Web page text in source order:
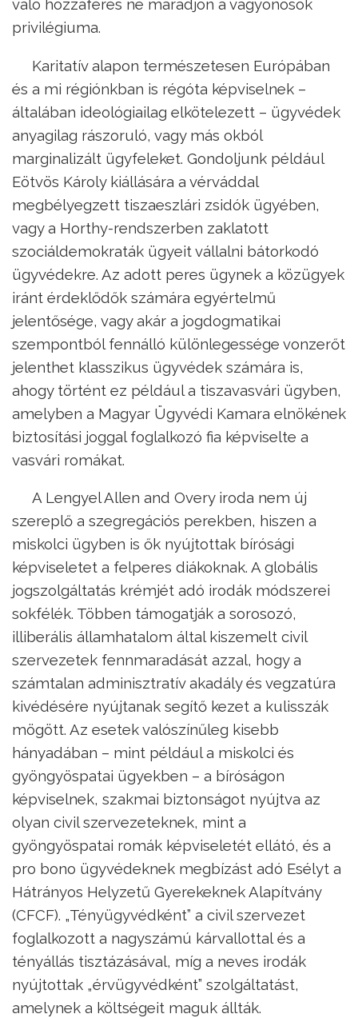
való hozzáférés ne maradjon a vagyonosok
privilégiuma.
Karitatív alapon természetesen Európában
és a mi régiónkban is régóta képviselnek –
általában ideológiailag elkötelezett – ügyvédek
anyagilag rászoruló, vagy más okból
marginalizált ügyfeleket. Gondoljunk például
Eötvös Károly kiállására a vérváddal
megbélyegzett tiszaeszlári zsidók ügyében,
vagy a Horthy-rendszerben zaklatott
szociáldemokraták ügyeit vállalni bátorkodó
ügyvédekre. Az adott peres ügynek a közügyek
iránt érdeklődők számára egyértelmű
jelentősége, vagy akár a jogdogmatikai
szempontból fennálló különlegessége vonzerőt
jelenthet klasszikus ügyvédek számára is,
ahogy történt ez például a tiszavasvári ügyben,
amelyben a Magyar Ügyvédi Kamara elnökének
biztosítási joggal foglalkozó fia képviselte a
vasvári romákat.
A Lengyel Allen and Overy iroda nem új
szereplő a szegregációs perekben, hiszen a
miskolci ügyben is ők nyújtottak bírósági
képviseletet a felperes diákoknak. A globális
jogszolgáltatás krémjét adó irodák módszerei
sokfélék. Többen támogatják a sorosozó,
illiberális államhatalom által kiszemelt civil
szervezetek fennmaradását azzal, hogy a
számtalan adminisztratív akadály és vegzatúra
kivédésére nyújtanak segítő kezet a kulisszák
mögött. Az esetek valószínűleg kisebb
hányadában – mint például a miskolci és
gyöngyöspatai ügyekben – a bíróságon
képviselnek, szakmai biztonságot nyújtva az
olyan civil szervezeteknek, mint a
gyöngyöspatai romák képviseletét ellátó, és a
pro bono ügyvédeknek megbízást adó Esélyt a
Hátrányos Helyzetű Gyerekeknek Alapítvány
(CFCF). „Tényügyvédként” a civil szervezet
foglalkozott a nagyszámú kárvallottal és a
tényállás tisztázásával, míg a neves irodák
nyújtottak „érvügyvédként” szolgáltatást,
amelynek a költségeit maguk állták.